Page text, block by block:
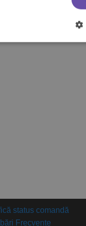
status comandă
Frecvente